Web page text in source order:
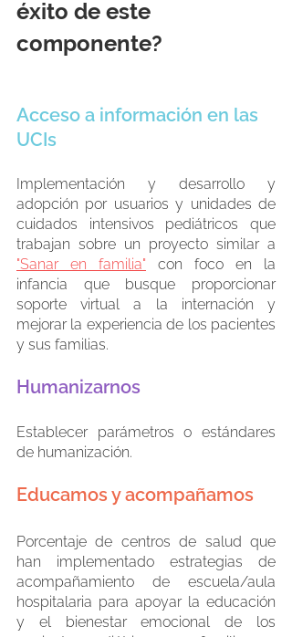
éxito de este
componente?
Acceso a información en las
UCIs
Implementación y desarrollo y
adopción por usuarios y unidades de
cuidados intensivos pediátricos que
"Sanar en familia" con foco en la
infancia que busque proporcionar
soporte virtual a la internación y
mejorar la experiencia de los pacientes
y sus familias.
Humanizarnos
Establecer parámetros o estándares
de humanización.
Educamos y acompañamos
Porcentaje de centros de salud que
han implementado estrategias de
acompañamiento de escuela/aula
hospitalaria para apoyar la educación
y el bienestar emocional de los